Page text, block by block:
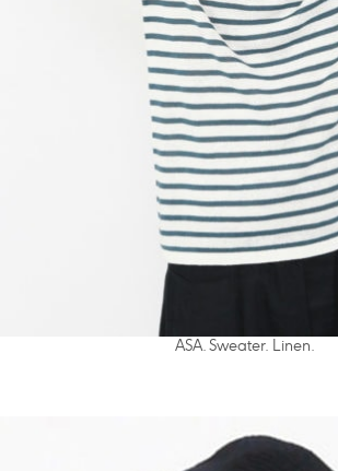
ASA. Sweater. Linen.